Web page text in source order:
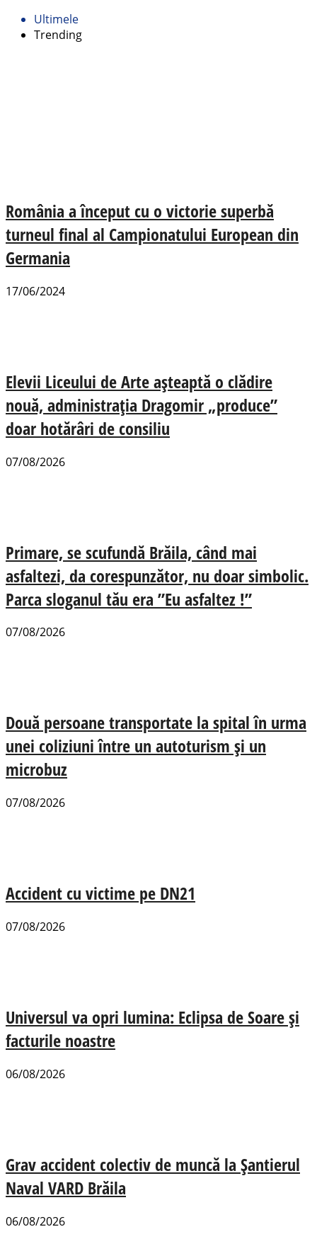
Ultimele
Trending
România a început cu o victorie superbă
turneul final al Campionatului European din
Germania
17/06/2024
Elevii Liceului de Arte așteaptă o clădire
nouă, administrația Dragomir „produce”
doar hotărâri de consiliu
07/08/2026
Primare, se scufundă Brăila, când mai
asfaltezi, da corespunzător, nu doar simbolic.
Parca sloganul tău era ”Eu asfaltez !”
07/08/2026
Două persoane transportate la spital în urma
unei coliziuni între un autoturism și un
microbuz
07/08/2026
Accident cu victime pe DN21
07/08/2026
Universul va opri lumina: Eclipsa de Soare și
facturile noastre
06/08/2026
Grav accident colectiv de muncă la Șantierul
Naval VARD Brăila
06/08/2026